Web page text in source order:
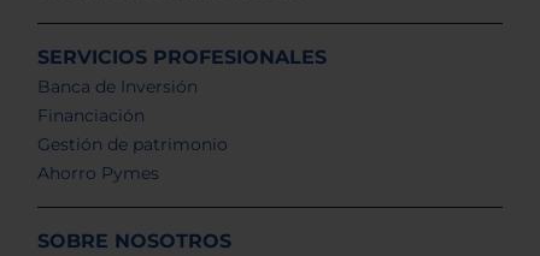
SERVICIOS PROFESIONALES
Banca de Inversión
Financiación
Gestión de patrimonio
Ahorro Pymes
SOBRE NOSOTROS